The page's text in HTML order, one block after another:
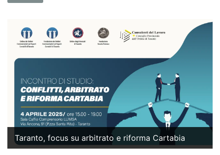
Taranto, focus su arbitrato e riforma Cartabia